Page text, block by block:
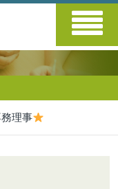
理事